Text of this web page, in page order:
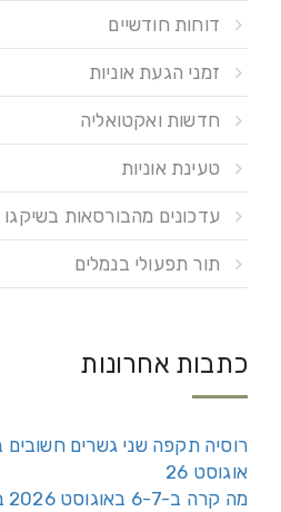
דוחות חודשיים
זמני הגעת אוניות
חדשות ואקטואליה
טעינת אוניות
עדכונים מהבורסאות בשיקגו
תור תפעולי בנמלים
כתבות אחרונות
רוסיה תקפה שני גשרים
אוגוסט 26
מה קרה ב-6-7 באוגוסט 2026 בבורסאות?